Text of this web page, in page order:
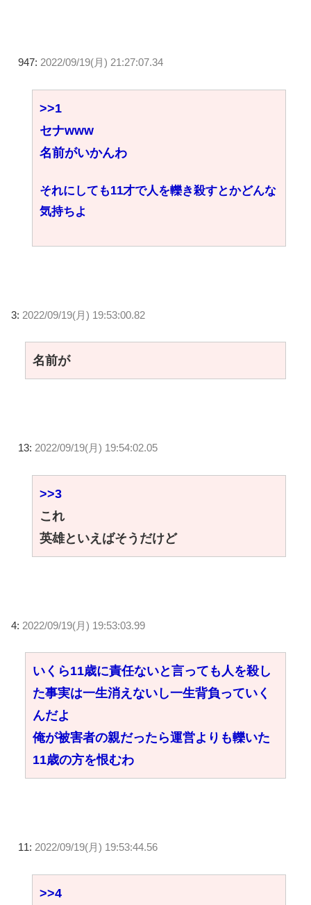
947: 2022/09/19(月) 21:27:07.34
>>1
セナwww
名前がいかんわ
それにしても11才で人を轢き殺すとかどんな
気持ちよ
3: 2022/09/19(月) 19:53:00.82
名前が
13: 2022/09/19(月) 19:54:02.05
>>3
これ
英雄といえばそうだけど
4: 2022/09/19(月) 19:53:03.99
いくら11歳に責任ないと言っても人を殺し
た事実は一生消えないし一生背負っていく
んだよ
俺が被害者の親だったら運営よりも轢いた
11歳の方を恨むわ
11: 2022/09/19(月) 19:53:44.56
>>4